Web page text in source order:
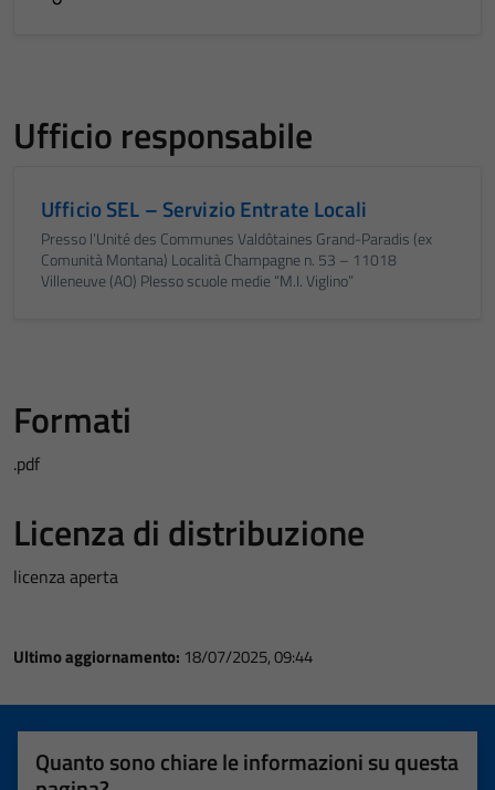
Ufficio responsabile
Ufficio SEL – Servizio Entrate Locali
Presso l’Unité des Communes Valdôtaines Grand-Paradis (ex
Comunità Montana) Località Champagne n. 53 – 11018
Villeneuve (AO) Plesso scuole medie “M.I. Viglino”
Formati
.pdf
Licenza di distribuzione
licenza aperta
Ultimo aggiornamento: 18/07/2025, 09:44
Quanto sono chiare le informazioni su questa